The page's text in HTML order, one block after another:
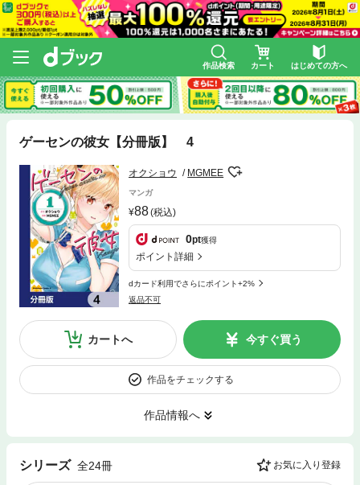
作品検索 カート はじめての方へ
ゲーセンの彼女【分冊版】 4
オクショウ MGMEE
マンガ
88(税込)
0pt獲得
ポイント詳細
dカード利用でさらにポイント+2%
返品不可
カートへ 今すぐ買う
作品をチェックする
作品情報へ
シリーズ 全24冊 お気に入り登録